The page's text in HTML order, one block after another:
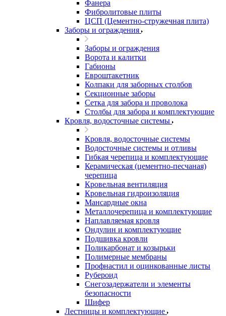
Фанера
Фибролитовые плиты
ЦСП (Цементно-стружечная плита)
Заборы и ограждения
Заборы и ограждения
Ворота и калитки
Габионы
Евроштакетник
Колпаки для заборных столбов
Секционные заборы
Сетка для забора и проволока
Столбы для забора и комплектующие
Кровля, водосточные системы
Кровля, водосточные системы
Водосточные системы и отливы
Гибкая черепица и комплектующие
Керамическая (цементно-песчаная)
черепица
Кровельная вентиляция
Кровельная гидроизоляция
Мансардные окна
Металлочерепица и комплектующие
Наплавляемая кровля
Ондулин и комплектующие
Подшивка кровли
Поликарбонат и козырьки
Полимерные мембраны
Профнастил и оцинкованные листы
Рубероид
Снегозадержатели и элементы
безопасности
Шифер
Лестницы и комплектующие